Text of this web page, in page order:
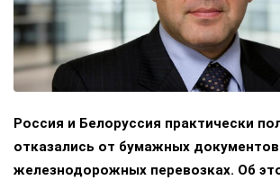
Россия и Белоруссия практически
отказались от бумажных
железнодорожных перевозках. Об